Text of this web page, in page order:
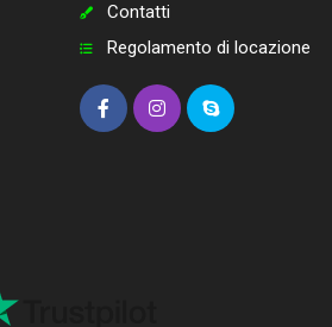
Contatti
Regolamento di locazione